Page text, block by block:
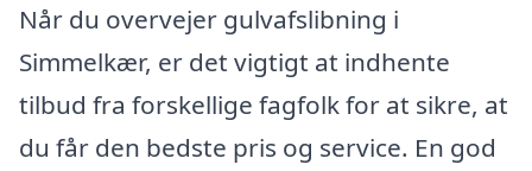
Når du overvejer gulvafslibning i
Simmelkær, er det vigtigt at indhente
tilbud fra forskellige fagfolk for at sikre, at
du får den bedste pris og service. En god